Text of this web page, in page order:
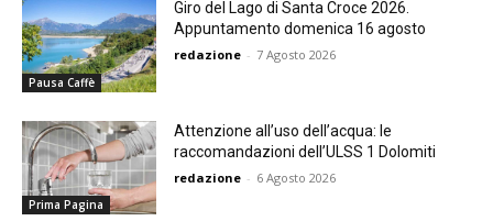
Pausa Caffè
Giro del Lago di Santa Croce 2026.
Appuntamento domenica 16 agosto
redazione - 7 Agosto 2026
Prima Pagina
Attenzione all’uso dell’acqua: le
raccomandazioni dell’ULSS 1 Dolomiti
redazione - 6 Agosto 2026